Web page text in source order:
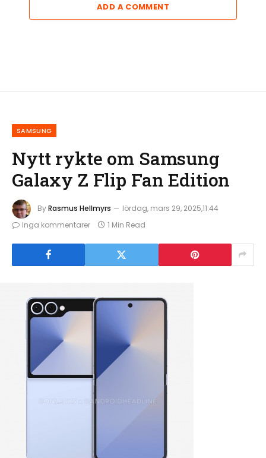
ADD A COMMENT
SAMSUNG
Nytt rykte om Samsung
Galaxy Z Flip Fan Edition
ByRasmus Hellmyrs
lördag, mars 29, 2025,11:44
Inga kommentarer
1 Min Read